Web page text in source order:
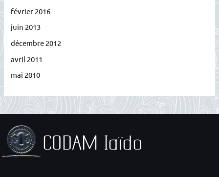
février 2016
juin 2013
décembre 2012
avril 2011
mai 2010